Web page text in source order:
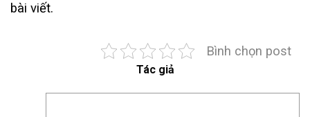
bài viết.
Bình chọn post
Tác giả